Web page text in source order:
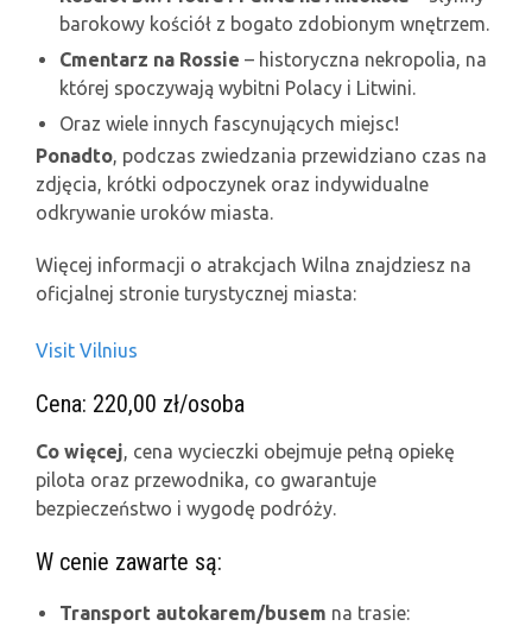
barokowy kościół z bogato zdobionym wnętrzem.
Cmentarz na Rossie – historyczna nekropolia, na
której spoczywają wybitni Polacy i Litwini.
Oraz wiele innych fascynujących miejsc!
Ponadto, podczas zwiedzania przewidziano czas na
zdjęcia, krótki odpoczynek oraz indywidualne
odkrywanie uroków miasta.
Więcej informacji o atrakcjach Wilna znajdziesz na
oficjalnej stronie turystycznej miasta:
Visit Vilnius
Cena: 220,00 zł/osoba
Co więcej, cena wycieczki obejmuje pełną opiekę
pilota oraz przewodnika, co gwarantuje
bezpieczeństwo i wygodę podróży.
W cenie zawarte są:
Transport autokarem/busem na trasie: